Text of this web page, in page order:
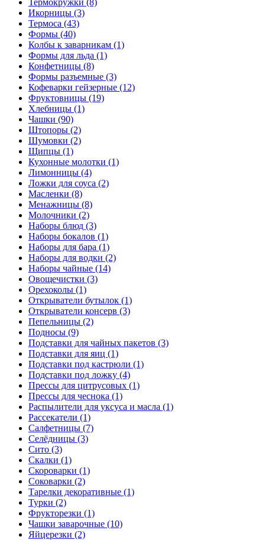
Икорницы (3)
Термоса (43)
Формы (40)
Колбы к заварникам (1)
Формы для льда (1)
Конфетницы (8)
Формы разъемные (3)
Кофеварки гейзерные (12)
Фруктовницы (19)
Хлебницы (1)
Чашки (90)
Штопоры (2)
Шумовки (2)
Щипцы (1)
Кухонные молотки (1)
Лимонницы (4)
Ложки для соуса (2)
Масленки (8)
Менажницы (8)
Молочники (2)
Наборы блюд (3)
Наборы бокалов (1)
Наборы для бара (1)
Наборы для водки (2)
Наборы чайные (14)
Овощечистки (3)
Орехоколы (1)
Открыватели бутылок (1)
Открыватели консерв (3)
Пепельницы (2)
Подносы (9)
Подставки для чайных пакетов (3)
Подставки для яиц (1)
Подставки под кастрюли (1)
Подставки под ложку (4)
Прессы для цитрусовых (1)
Прессы для чеснока (1)
Распылители для уксуса и масла (1)
Рассекатели (1)
Салфетницы (7)
Селёдницы (3)
Сито (3)
Скалки (1)
Скороварки (1)
Соковарки (2)
Тарелки декоративные (1)
Турки (2)
Фрукторезки (1)
Чашки заварочные (10)
Яйцерезки (2)